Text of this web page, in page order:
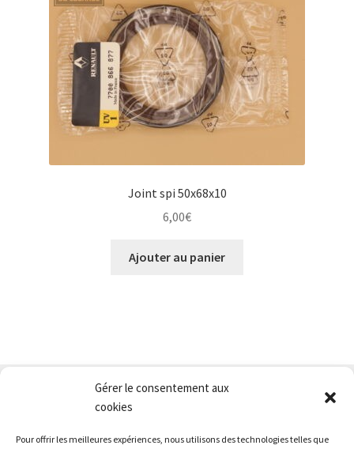
Gérer le consentement aux
cookies
Pour offrir les meilleures expériences, nous utilisons des technologies telles que
Joint spi 50x68x10
6,00€
Ajouter au panier
Nous contacter